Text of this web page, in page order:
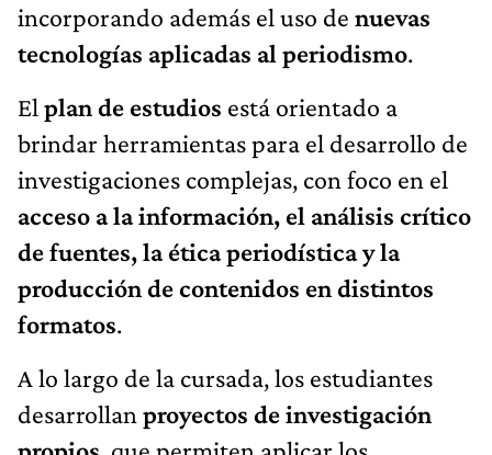
incorporando además el uso de nuevas
tecnologías aplicadas al periodismo.
El plan de estudios está orientado a
brindar herramientas para el desarrollo de
investigaciones complejas, con foco en el
acceso a la información, el análisis crítico
de fuentes, la ética periodística y la
producción de contenidos en distintos
formatos.
A lo largo de la cursada, los estudiantes
desarrollan proyectos de investigación